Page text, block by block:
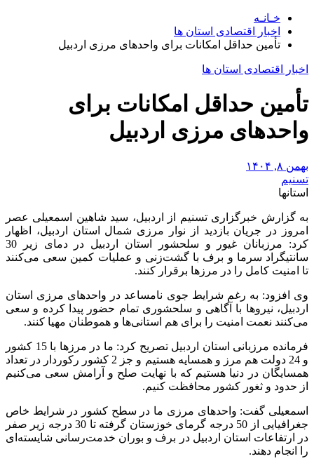
خـانـه
اخبار اقتصادی استان ها
تأمین حداقل امکانات برای واحدهای مرزی اردبیل
اخبار اقتصادی استان ها
تأمین حداقل امکانات برای
واحدهای مرزی اردبیل
بهمن ۸, ۱۴۰۴
تسنیم
استانها
به گزارش خبرگزاری تسنیم از اردبیل، سید شاهین اسمعیلی عصر
امروز در جریان بازدید از نوار مرزی شمال استان اردبیل، اظهار
کرد: مرزبانان غیور و سلحشور استان اردبیل در دمای زیر 30
سانتیگراد سرما و برف با گشت‌زنی و عملیات کمین سعی می‌کنند
تا امنیت کامل را در مرزها برقرار کنند.
وی افزود: به رغم شرایط جوی نامساعد در واحدهای مرزی استان
اردبیل، نیروها با آگاهی و سلحشوری تمام حضور پیدا کرده و سعی
می‌کنند نعمت امنیت را برای هم استانی‌ها و هموطنان مهیا کنند.
فرمانده مرزبانی استان اردبیل تصریح کرد: ما در مرزها با 15 کشور
و 24 دولت هم مرز و همسایه هستیم و جز 2 کشور رکوردار در تعداد
همسایگان در دنیا هستیم که با نهایت صلح و آرامش سعی می‌کنیم
از حدود و ثغور کشور محافظت کنیم.
اسمعیلی گفت: واحدهای مرزی ما در سطح کشور در شرایط خاص
جغرافیایی از 50 درجه گرمای خوزستان گرفته تا 30 درجه زیر صفر
در ارتفاعات استان اردبیل در برف و بوران خدمت‌رسانی شایسته‌ای
را انجام دهند.